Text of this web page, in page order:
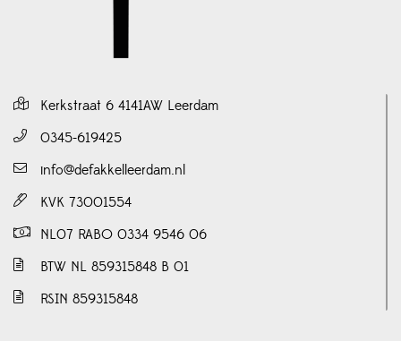
Kerkstraat 6 4141AW Leerdam
0345-619425
info@defakkelleerdam.nl
KVK 73001554
NL07 RABO 0334 9546 06
BTW NL 859315848 B 01
RSIN 859315848